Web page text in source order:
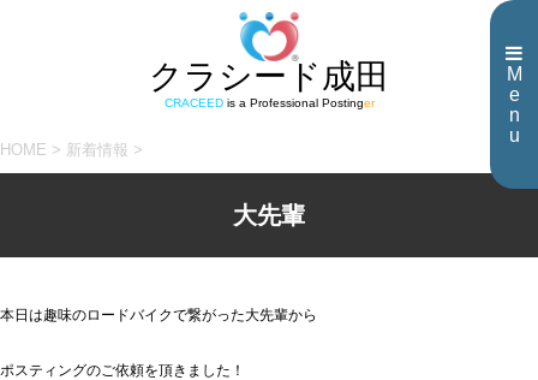
M
e
n
u
クラシード成田
CRACEEDis a Professional Postinger
HOME > 新着情報 >
大先輩
本日は趣味のロードバイクで繋がった大先輩から
ポスティングのご依頼を頂きました！